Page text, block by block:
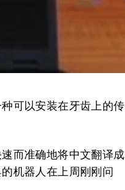
可以安装在牙齿上的传
而准确地将中文翻译成
机器人在上周刚刚问